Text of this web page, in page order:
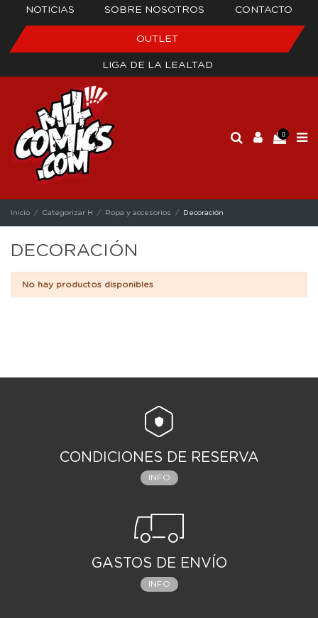
NOTICIAS SOBRE NOSOTROS CONTACTO
OUTLET
LIGA DE LA LEALTAD
0
Inicio Categorizar H Ropa y accesorios Decoración
DECORACIÓN
No hay productos disponibles
CONDICIONES DE RESERVA
INFO
GASTOS DE ENVÍO
INFO